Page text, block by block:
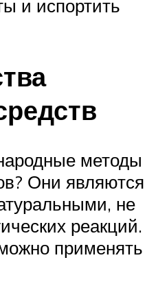
и испортить
методы
Они являются
не
реакций.
применять